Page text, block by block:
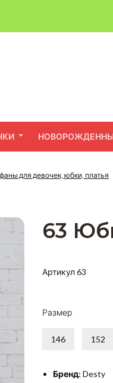
для девочек, юбки, платья
63
Артикул 63
Размер
146 152
Бренд: Desty